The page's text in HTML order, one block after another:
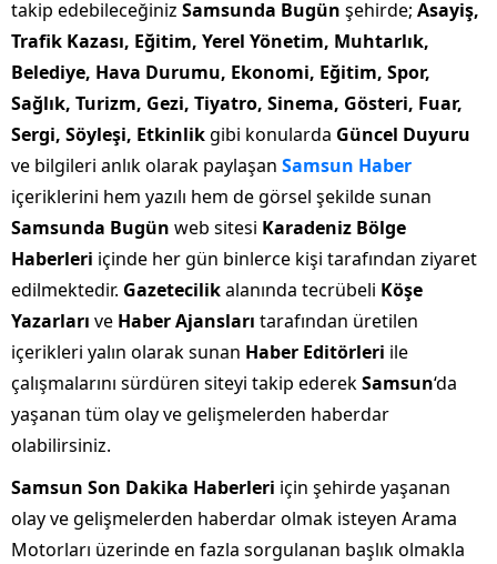
takip edebileceğiniz Samsunda Bugün şehirde; Asayiş,
Trafik Kazası, Eğitim, Yerel Yönetim, Muhtarlık,
Belediye, Hava Durumu, Ekonomi, Eğitim, Spor,
Sağlık, Turizm, Gezi, Tiyatro, Sinema, Gösteri, Fuar,
Sergi, Söyleşi, Etkinlikgibi konularda Güncel Duyuru
ve bilgileri anlık olarak paylaşan Samsun Haber
içeriklerini hem yazılı hem de görsel şekilde sunan
Samsunda Bugün web sitesi Karadeniz Bölge
Haberleri içinde her gün binlerce kişi tarafından ziyaret
edilmektedir. Gazetecilikalanında tecrübeli Köşe
Yazarları ve Haber Ajansları tarafından üretilen
içerikleri yalın olarak sunan Haber Editörleri ile
çalışmalarını sürdüren siteyi takip ederekSamsun‘da
yaşanan tüm olay ve gelişmelerden haberdar
olabilirsiniz.
Samsun Son Dakika Haberleri için şehirde yaşanan
olay ve gelişmelerden haberdar olmak isteyen Arama
Motorları üzerinde en fazla sorgulanan başlık olmakla